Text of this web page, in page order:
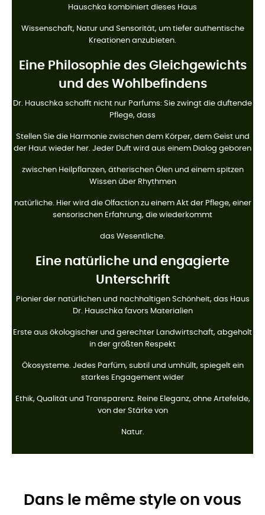
Hauschka kombiniert dieses Haus
Wissenschaft, Natur und Sensorität, um tiefer authentische
Kreationen anzubieten.
Eine Philosophie des Gleichgewichts
und des Wohlbefindens
Dr. Hauschka schafft nicht nur Parfums: Sie zwingt die duftende
Pflege, dass
Stellen Sie die Harmonie zwischen dem Körper, dem Geist und
der Haut wieder her. Jeder Duft wird aus einem Dialog geboren
zwischen Heilpflanzen, ätherischen Ölen und einem spitzen
Wissen über Rhythmen
natürliche. Hier wird die Olfaction zu einem Akt der Pflege, einer
sensorischen Erfahrung, die wiederkommt
das Wesentliche.
Eine natürliche und engagierte
Unterschrift
Pionier der natürlichen und nachhaltigen Schönheit, das Haus
Dr. Hauschka favors Materialien
Erste aus ökologischer und gerechter Landwirtschaft, abgeholt
in der größten Respekt
Ökosysteme. Jedes Parfüm, subtil und umhüllt, spiegelt ein
starkes Engagement wider
Ethik, Qualität und Transparenz. Reine Eleganz, ohne Artefelde,
von der Stärke von
Natur.
Dans le même style on vous